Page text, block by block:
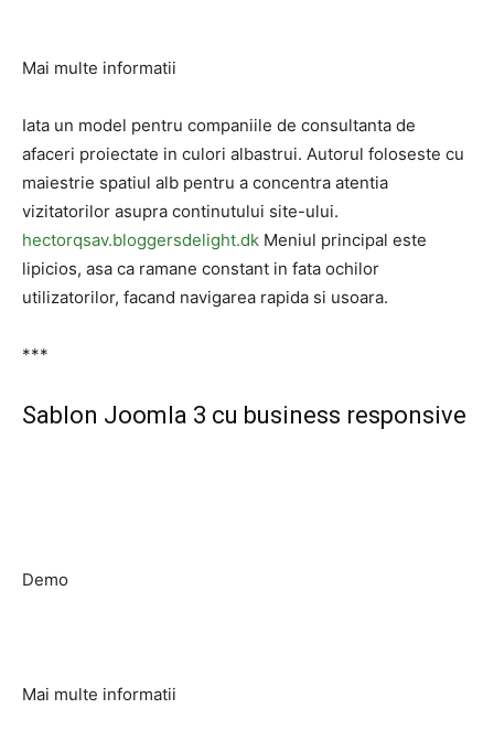
Mai multe informatii
Iata un model pentru companiile de consultanta de
afaceri proiectate in culori albastrui. Autorul foloseste cu
maiestrie spatiul alb pentru a concentra atentia
vizitatorilor asupra continutului site-ului.
hectorqsav.bloggersdelight.dk Meniul principal este
lipicios, asa ca ramane constant in fata ochilor
utilizatorilor, facand navigarea rapida si usoara.
***
Sablon Joomla 3 cu business responsive
Demo
Mai multe informatii